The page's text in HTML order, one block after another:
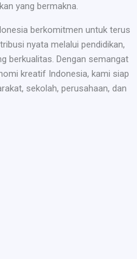
yang bermakna.
berkomitmen untuk terus
nyata melalui pendidikan,
berkualitas. Dengan semangat
kreatif Indonesia, kami siap
sekolah, perusahaan, dan